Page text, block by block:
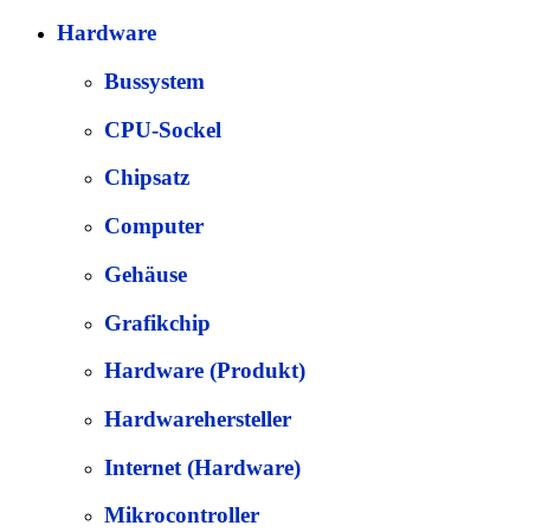
Hardware
Bussystem
CPU-Sockel
Chipsatz
Computer
Gehäuse
Grafikchip
Hardware (Produkt)
Hardwarehersteller
Internet (Hardware)
Mikrocontroller